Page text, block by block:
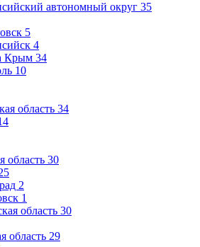
автономный округ 35
5
4
Крым 34
10
область 34
область 30
2
1
область 30
область 29